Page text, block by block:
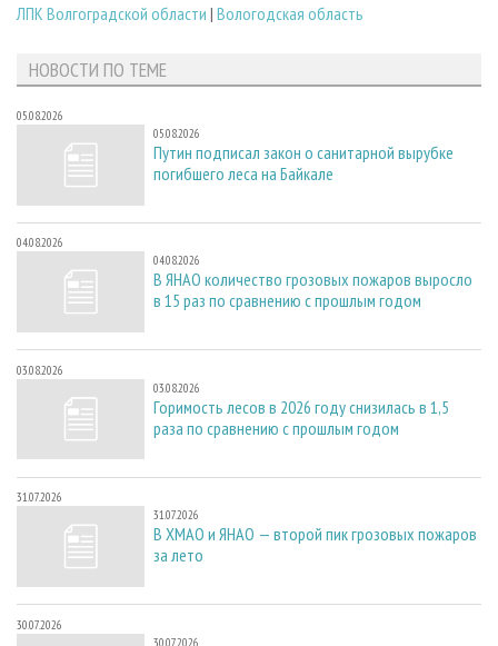
ЛПК Волгоградской области | Вологодская область
НОВОСТИ ПО ТЕМЕ
05.08.2026
05.08.2026
Путин подписал закон о санитарной вырубке
погибшего леса на Байкале
04.08.2026
04.08.2026
В ЯНАО количество грозовых пожаров выросло
в 15 раз по сравнению с прошлым годом
03.08.2026
03.08.2026
Горимость лесов в 2026 году снизилась в 1,5
раза по сравнению с прошлым годом
31.07.2026
31.07.2026
В ХМАО и ЯНАО — второй пик грозовых пожаров
за лето
30.07.2026
30.07.2026